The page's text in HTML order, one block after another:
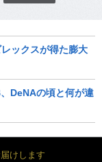
ックスが得た膨大
DeNAの頃と何が違
けします